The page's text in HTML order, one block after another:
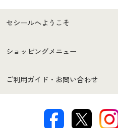
セシールへようこそ
はじめての方へ
セシールご利用規約
著作権・商標について
ショッピングメニュー
商品カテゴリ
ご利用ガイド・お問い合わせ